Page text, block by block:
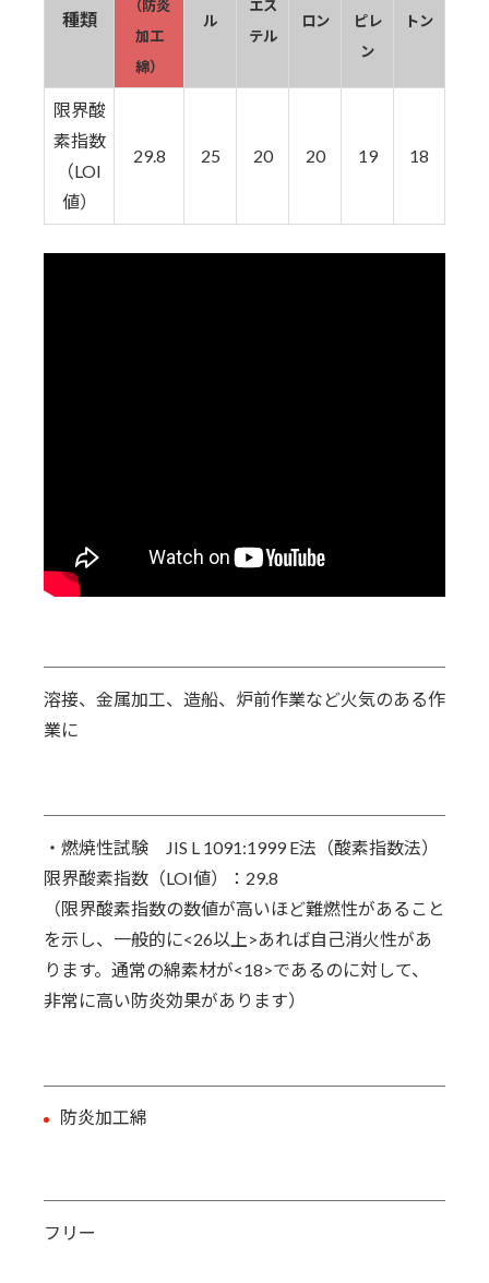
種類
（防炎
加工
綿）
ル
エス
テル
ロン
ピレ
ン
トン
限界酸
素指数
（LOI
値）
29.8 25 20 20 19 18
溶接、金属加工、造船、炉前作業など火気のある作
業に
・燃焼性試験 JIS L 1091:1999 E法（酸素指数法）
限界酸素指数（LOI値）：29.8
（限界酸素指数の数値が高いほど難燃性があること
を示し、一般的に<26以上>あれば自己消火性があ
ります。通常の綿素材が<18>であるのに対して、
非常に高い防炎効果があります）
防炎加工綿
フリー